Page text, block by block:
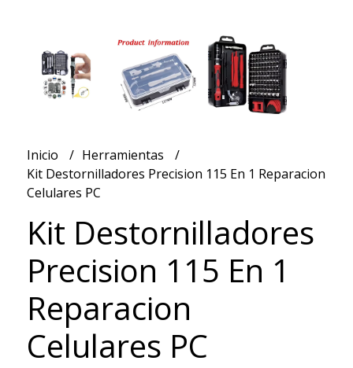
Inicio
Herramientas
Kit Destornilladores Precision 115 En 1 Reparacion
Celulares PC
Kit Destornilladores
Precision 115 En 1
Reparacion
Celulares PC